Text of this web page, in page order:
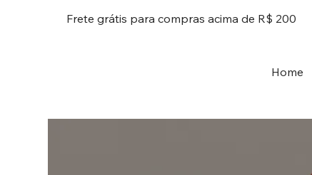
Frete grátis para compras acima de R$ 200
Home